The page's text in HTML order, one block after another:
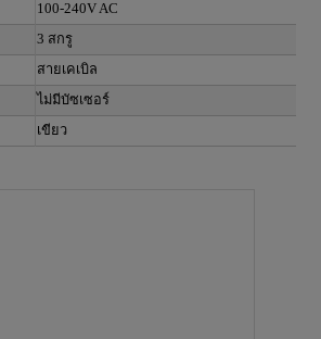
100-240V AC
3 สกรู
สายเคเบิล
ไม่มีบัซเซอร์
เขียว